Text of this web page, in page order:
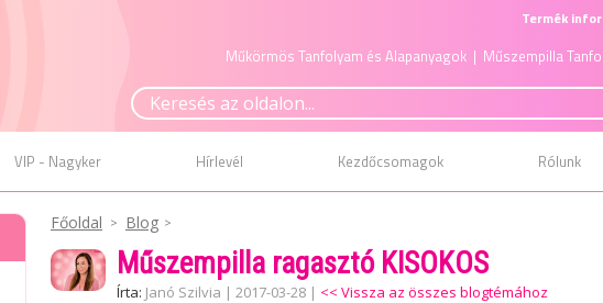
Termék
Műkörmös Tanfolyam és Alapanyagok | Műszempilla
VIP - Nagyker Hírlevél Kezdőcsomagok Rólunk
Főoldal Blog
Műszempilla ragasztó KISOKOS
Írta: Janó Szilvia | 2017-03-28 | << Vissza az összes blogtémához